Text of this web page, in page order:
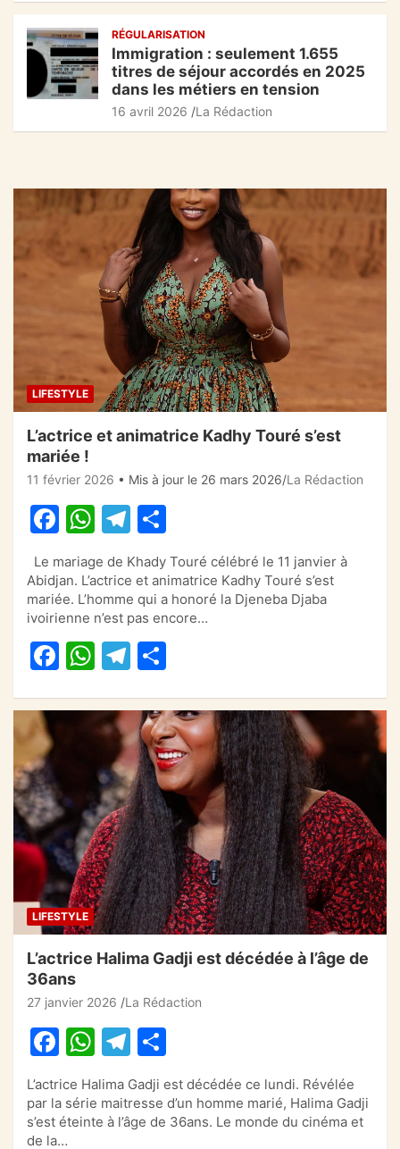
RÉGULARISATION
Immigration : seulement 1.655
titres de séjour accordés en 2025
dans les métiers en tension
16 avril 2026 La Rédaction
LIFESTYLE
L’actrice et animatrice Kadhy Touré s’est
mariée !
11 février 2026 • Mis à jour le 26 mars 2026 La Rédaction
F
c
e
b
o
o
k
W
at
s
A
p
p
T
el
e
gr
a
m
ar
ta
g
er
Le mariage de Khady Touré célébré le 11 janvier à
Abidjan. L’actrice et animatrice Kadhy Touré s’est
mariée. L’homme qui a honoré la Djeneba Djaba
ivoirienne n’est pas encore…
F
c
o
o
k
W
at
s
A
p
p
T
e
gr
a
m
ta
g
er
LIFESTYLE
L’actrice Halima Gadji est décédée à l’âge de
36ans
27 janvier 2026 La Rédaction
F
a
c
e
W
h
at
s
T
el
e
gr
ar
ta
g
L’actrice Halima Gadji est décédée ce lundi. Révélée
par la série maitresse d’un homme marié, Halima Gadji
s’est éteinte à l’âge de 36ans. Le monde du cinéma et
de la…